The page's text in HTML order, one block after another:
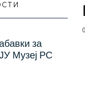
за
Музеј РС